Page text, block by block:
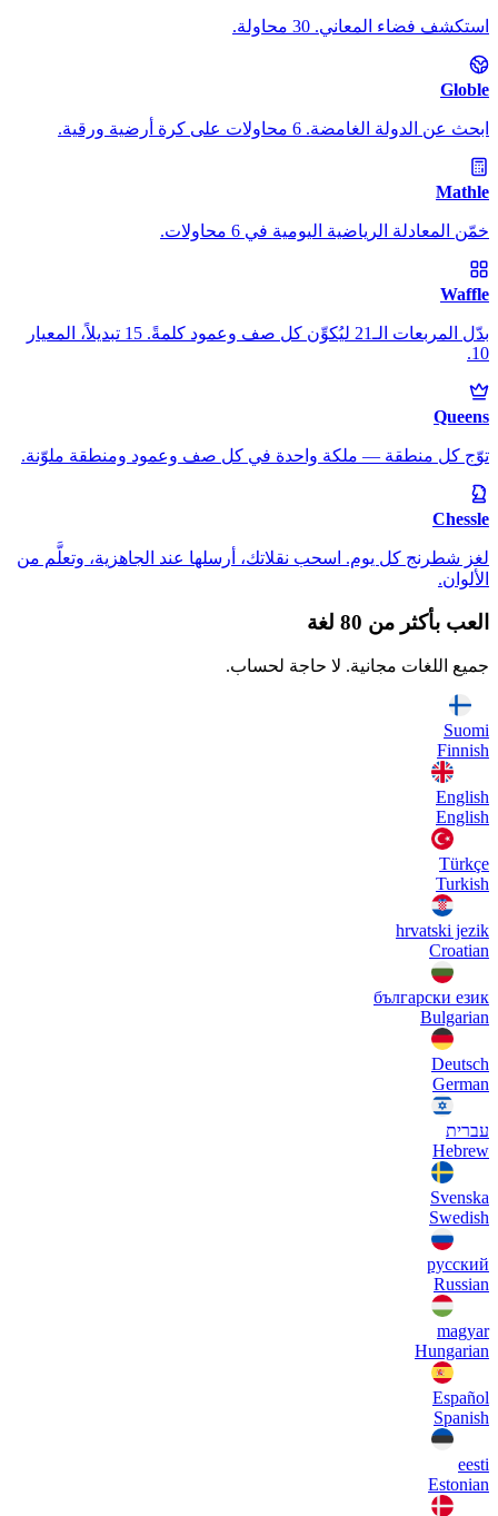
استكشف فضاء المعاني. 30 محاولة.
Globle
ابحث عن الدولة الغامضة. 6 محاولات على كرة أرضية ورقية.
Mathle
خمّن المعادلة الرياضية اليومية في 6 محاولات.
Waffle
بدّل المربعات الـ21 ليُكوِّن كل صف وعمود كلمةً. 15 تبديلاً، المعيار
10.
Queens
توّج كل منطقة — ملكة واحدة في كل صف وعمود ومنطقة ملوّنة.
Chessle
لغز شطرنج كل يوم. اسحب نقلاتك، أرسلها عند الجاهزية، وتعلَّم من
الألوان.
العب بأكثر من 80 لغة
جميع اللغات مجانية. لا حاجة لحساب.
Suomi
Finnish
English
English
Türkçe
Turkish
hrvatski jezik
Croatian
български език
Bulgarian
Deutsch
German
עברית
Hebrew
Svenska
Swedish
русский
Russian
magyar
Hungarian
Español
Spanish
eesti
Estonian